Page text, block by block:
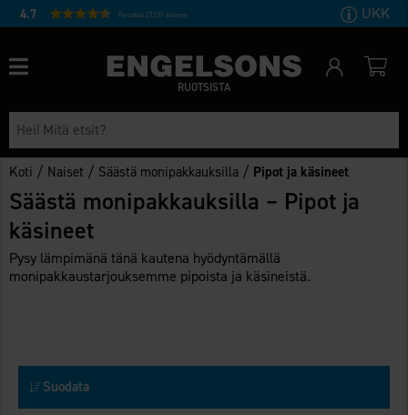
4.7 Perustuu 27231 ääneen UKK
RUOTSISTA
Koti / Naiset / Säästä monipakkauksilla / Pipot ja käsineet
Säästä monipakkauksilla – Pipot ja
käsineet
Pysy lämpimänä tänä kautena hyödyntämällä
monipakkaustarjouksemme pipoista ja käsineistä.
Suodata